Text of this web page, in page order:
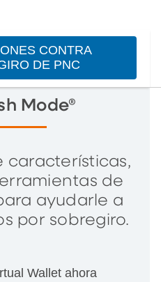
CONTRA
DE PNC
Mode®
características,
de
ayudarle a
por sobregiro.
Wallet ahora